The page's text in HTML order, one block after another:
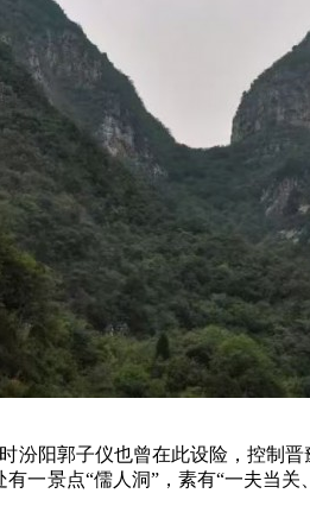
汾阳郭子仪也曾在此设险，控制
有一景点“儒人洞”，素有“一夫当关